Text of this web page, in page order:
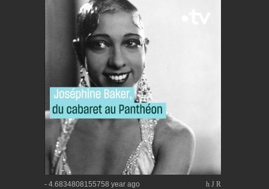
- 4.6834808155758 year ago h J R